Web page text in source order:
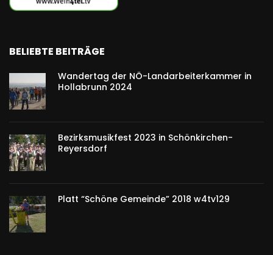
BELIEBTE BEITRÄGE
Wandertag der NÖ-Landarbeiterkammer in
Hollabrunn 2024
Bezirksmusikfest 2023 in Schönkirchen-
Reyersdorf
Platt “Schöne Gemeinde” 2018 w4tv129